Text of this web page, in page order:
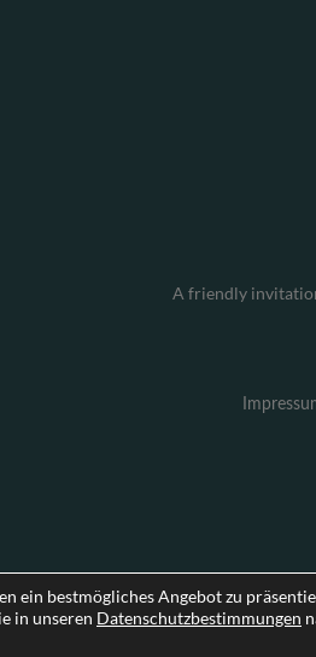
A friendly
ein bestmögliches Angebot zu
in unseren Datenschutzbestimmungen